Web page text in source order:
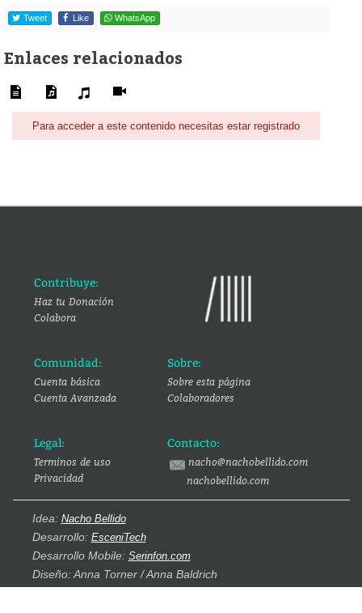
Tweet Like WhatsApp
Enlaces relacionados
Para acceder a este contenido necesitas estar registrado
Contribuye:
Haz tu Donación
Colabora
Comunidad:
Cuenta básica
Cuenta Avanzada
Sobre:
Sobre esta página
Colaboradores
Legal:
Terminos de uso
Privacidad
Contacto:
nacho@nachobellido.com
nachobellido.com
Idea: Nacho Bellido
Desarrollo: EsceniTech
Desarrollo Mobile: Serinfon.com
Diseño: Anna Torner / Anna Baldrich